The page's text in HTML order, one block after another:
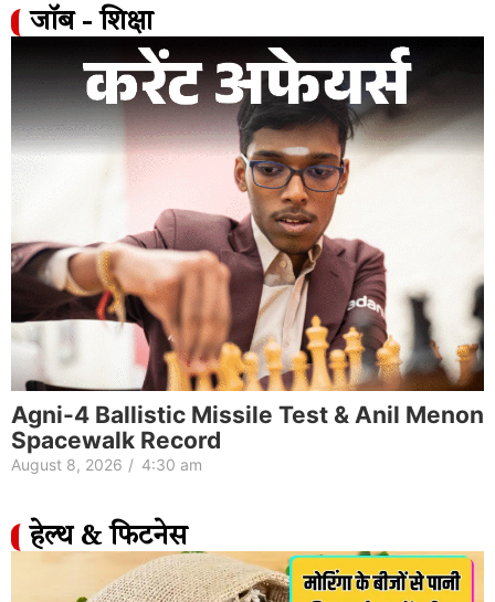
जॉब - शिक्षा
Agni-4 Ballistic Missile Test & Anil Menon
Spacewalk Record
August 8, 2026 / 4:30 am
हेल्थ & फिटनेस